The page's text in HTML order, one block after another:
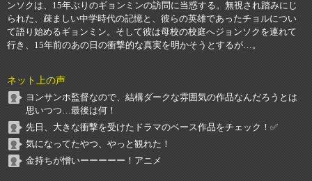
ンソクは、15年ぶりのギョンミンの訪問に当惑する。無視され踏みにじ
られた、疎ましい中学時代の記憶と、彼らの英雄であったチョルについ
て語り始めるギョンミン。そして彼は母校の校庭へジョンソクを連れて
行き、15年前のあの日の衝撃的な真実を明かそうとするが…。
ネット上の声
ヨンサンホ監督なので、結構ダークな雰囲気の作品なんだろうとは
思いつつ…最後は何！
先日、大きな衝撃を受けたドラマのベース作品をチェック！✅
気になってたやつ、やっと観れた！
金持ちが憎いーーーーー！アニメ